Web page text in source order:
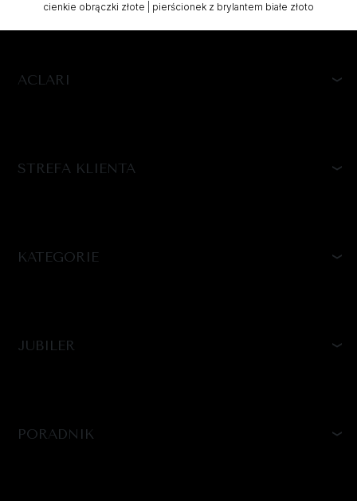
cienkie obrączki złote
pierścionek z brylantem białe złoto
ACLARI
STREFA KLIENTA
KATEGORIE
JUBILER
PORADNIK